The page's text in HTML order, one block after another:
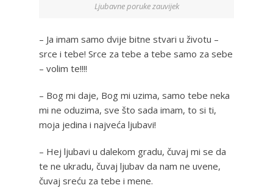
Ljubavne poruke zauvijek
– Ja imam samo dvije bitne stvari u životu –
srce i tebe! Srce za tebe a tebe samo za sebe
– volim te!!!!
– Bog mi daje, Bog mi uzima, samo tebe neka
mi ne oduzima, sve što sada imam, to si ti,
moja jedina i najveća ljubavi!
– Hej ljubavi u dalekom gradu, čuvaj mi se da
te ne ukradu, čuvaj ljubav da nam ne uvene,
čuvaj sreću za tebe i mene.